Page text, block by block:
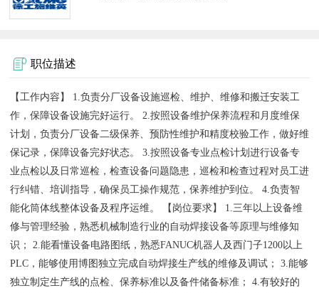
职位描述
【工作内容】 1.负责分厂设备设施巡检、维护、维修和搬迁安装工
作，保障设备设施完好运行。 2.按照设备维护保养流程和月度维保
计划，负责分厂设备二级保养、预防性维护和精度校验工作，做好维
保记录，保障设备完好状态。 3.按照设备专业点检计划进行设备专
业点检以及日常巡检，检查设备问题隐患，巡检和检查过程对员工进
行纠错、培训指导，确保员工操作规范，保养维护到位。 4.负责智
能化筒体线整体设备及程序运维。 【岗位要求】 1.三年以上设备维
修与管理经验，熟悉机械制造行业的自动焊接设备等原理与维修知
识； 2.能看懂设备电路图纸，熟悉FANUC机器人及西门子1200以上
PLC，能够使用博图独立完成自动焊接生产线的维修及调试； 3.能够
独立制定生产线的点检、保养标准以及备件储备标准； 4.有较好的